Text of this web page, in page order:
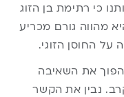
כי רתימת בן הזוג
מהווה גורם מכריע
החוסן הזוגי.
את השאיבה
נבין את הקשר